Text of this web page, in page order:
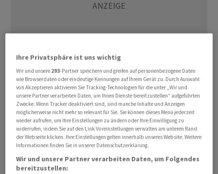
Bevor nachbörslich weitere Technologie-Giganten wie
Apple, Amazon und Meta ihre Quartalsberichte
veröffentlichen, legte der Dow Jones Industrial um 0,36
Prozent auf 38 286,82 Punkte zu. Der bekannteste Wall-
Street-Index, der am Vortag seine Rekordrally
zeitweise fortgesetzt hatte, war nach den Zinsaussagen
der US-Notenbank klar ins Minus abgerutscht. Fed-
Ihre Privatsphäre ist uns wichtig
Wir und unsere 293-Partner speichern und greifen auf personenbezogene Daten
wie Browserdaten oder eindeutige Kennungen auf Ihrem Gerät zu. Durch Auswahl
von Akzeptieren aktivieren Sie Tracking-Technologien für die unter „Wir und
unsere Partner verarbeiten Daten, um Ihnen Dienste bereitzustellen“ aufgeführten
Zwecke. Wenn Tracker deaktiviert sind, sind manche Inhalte und Anzeigen
möglicherweise nicht mehr so relevant für Sie. Sie können dieses Menü jederzeit
wieder aufrufen, um Ihre Einstellungen zu ändern oder Ihre Einwilligung zu
widerrufen, indem Sie auf den Link Voreinstellungen verwalten am unteren Rand
der Webseite klicken. Ihre Einstellungen gelten innerhalb unseres Website. Weitere
Informationen finden Sie in unserer Datenschutzerklärung.
Wir und unsere Partner verarbeiten Daten, um Folgendes
bereitzustellen: